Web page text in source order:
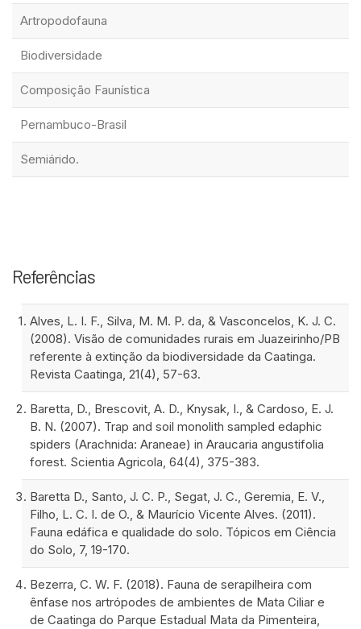
Artropodofauna
Biodiversidade
Composição Faunística
Pernambuco-Brasil
Semiárido.
Referências
Alves, L. I. F., Silva, M. M. P. da, & Vasconcelos, K. J. C.
(2008). Visão de comunidades rurais em Juazeirinho/PB
referente à extinção da biodiversidade da Caatinga.
Revista Caatinga, 21(4), 57-63.
Baretta, D., Brescovit, A. D., Knysak, I., & Cardoso, E. J.
B. N. (2007). Trap and soil monolith sampled edaphic
spiders (Arachnida: Araneae) in Araucaria angustifolia
forest. Scientia Agricola, 64(4), 375-383.
Baretta D., Santo, J. C. P., Segat, J. C., Geremia, E. V.,
Filho, L. C. I. de O., & Maurício Vicente Alves. (2011).
Fauna edáfica e qualidade do solo. Tópicos em Ciência
do Solo, 7, 19-170.
Bezerra, C. W. F. (2018). Fauna de serapilheira com
ênfase nos artrópodes de ambientes de Mata Ciliar e
de Caatinga do Parque Estadual Mata da Pimenteira,